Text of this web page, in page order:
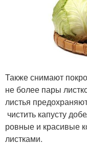
Также снимают
не более пары
листья
чистить капусту
ровные и красивые
листками.